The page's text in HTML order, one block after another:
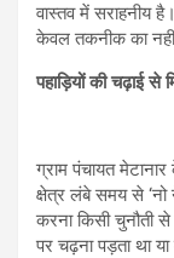
वास्तव में सराहनीय
केवल तकनीक का
पहाड़ियों की चढ़ाई से
ग्राम पंचायत
क्षेत्र लंबे समय से
करना किसी चुनौती
पर चढ़ना पड़ता था